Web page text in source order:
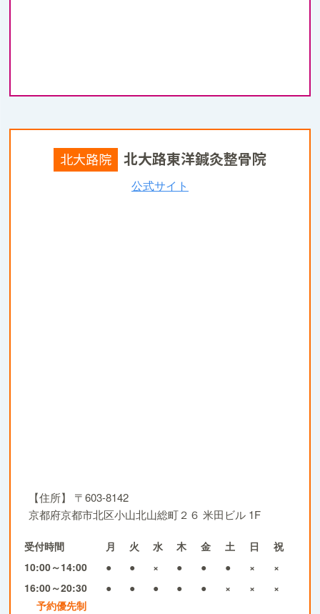
北大路院 北大路東洋鍼灸整骨院
公式サイト
【住所】
〒603-8142
京都府京都市北区小山北山総町２６ 米田ビル 1F
受付時間 月 火 水 木 金 土 日
祝
10:00～14:00
● ● × ● ● ● ×
×
16:00～20:30
● ● ● ● ● × ×
×
予約優先制